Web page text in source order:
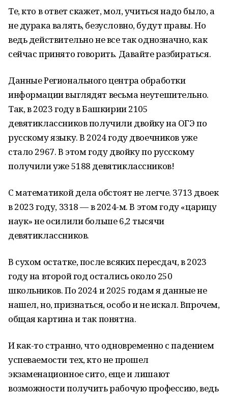
Те, кто в ответ скажет, мол, учиться надо было, а
не дурака валять, безусловно, будут правы. Но
ведь действительно не все так однозначно, как
сейчас принято говорить. Давайте разбираться.
Данные Регионального центра обработки
информации выглядят весьма неутешительно.
Так, в 2023 году в Башкирии 2105
девятиклассников получили двойку на ОГЭ по
русскому языку. В 2024 году двоечников уже
стало 2967. В этом году двойку по русскому
получили уже 5188 девятиклассников!
С математикой дела обстоят не легче. 3713 двоек
в 2023 году, 3318 — в 2024-м. В этом году «царицу
наук» не осилили больше 6,2 тысячи
девятиклассников.
В сухом остатке, после всяких пересдач, в 2023
году на второй год остались около 250
школьников. По 2024 и 2025 годам я данные не
нашел, но, признаться, особо и не искал. Впрочем,
общая картина и так понятна.
И как-то странно, что одновременно с падением
успеваемости тех, кто не прошел
экзаменационное сито, еще и лишают
возможности получить рабочую профессию, ведь